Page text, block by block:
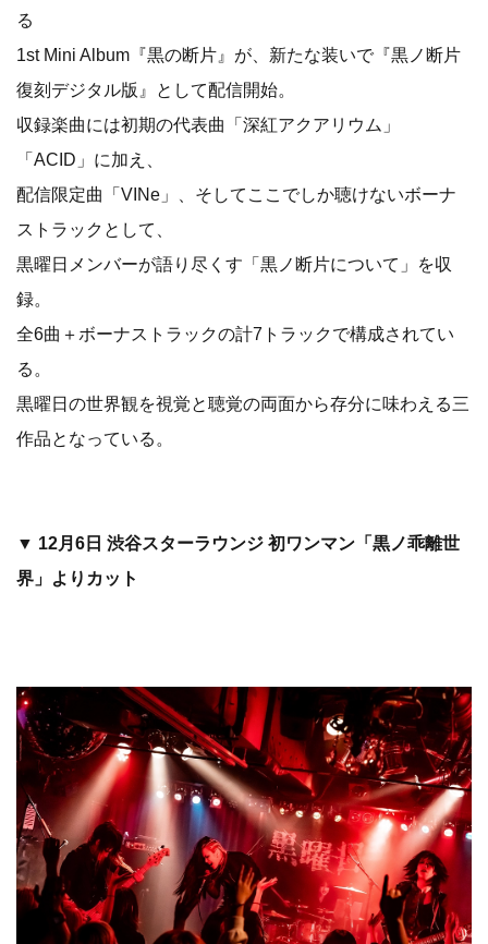
る
1st Mini Album『黒の断片』が、新たな装いで『黒ノ断片
復刻デジタル版』として配信開始。
収録楽曲には初期の代表曲「深紅アクアリウム」
「ACID」に加え、
配信限定曲「VINe」、そしてここでしか聴けないボーナ
ストラックとして、
黒曜日メンバーが語り尽くす「黒ノ断片について」を収
録。
全6曲＋ボーナストラックの計7トラックで構成されてい
る。
黒曜日の世界観を視覚と聴覚の両面から存分に味わえる三
作品となっている。
▼ 12月6日 渋谷スターラウンジ 初ワンマン「黒ノ乖離世
界」よりカット